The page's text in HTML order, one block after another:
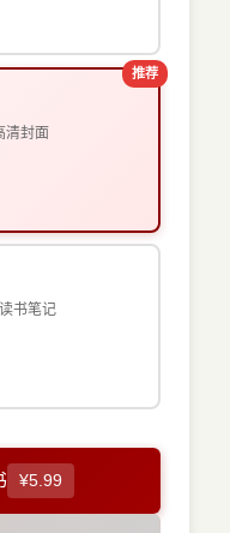
推荐
清封面
书笔记
¥5.99